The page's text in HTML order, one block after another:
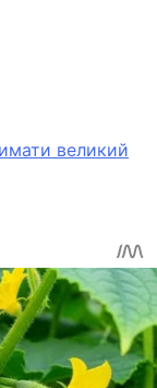
великий